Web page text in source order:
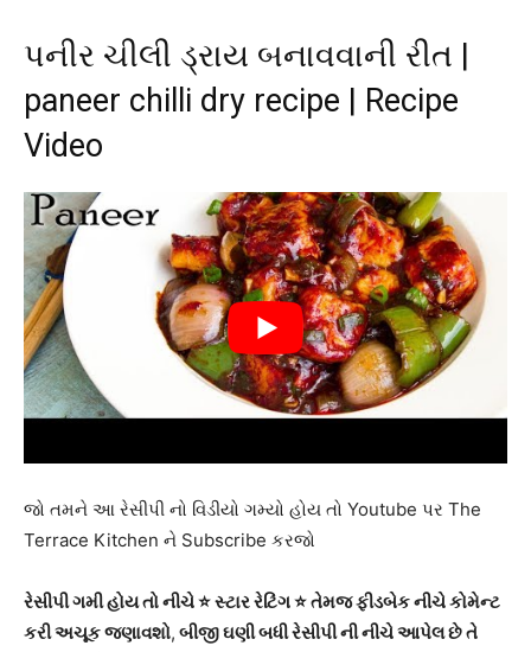
પનીર ચીલી ડ્રાય બનાવવાની રીત |
paneer chilli dry recipe | Recipe
Video
જો તમને આ રેસીપી નો વિડીયો ગમ્યો હોય તો Youtube પર The
Terrace Kitchen ને Subscribe કરજો
રેસીપી ગમી હોય તો નીચે ⭐ સ્ટાર રેટિંગ ⭐ તેમજ ફીડબેક નીચે કોમેન્ટ
કરી અચૂક જણાવશો, બીજી ઘણી બધી રેસીપી ની નીચે આપેલ છે તે